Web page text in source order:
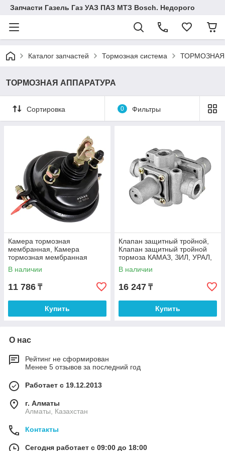
Запчасти Газель Газ УАЗ ПАЗ МТЗ Bosch. Недорого
Каталог запчастей Тормозная система ТОРМОЗНАЯ
ТОРМОЗНАЯ АППАРАТУРА
Сортировка 0 Фильтры
Камера тормозная
мембранная, Камера
тормозная мембранная
КАМАЗ, ПАЗ, МАЗ, КРАЗ
Пекар
В наличии
11 786 ₸
Купить
Клапан защитный тройной,
Клапан защитный тройной
тормоза КАМАЗ, ЗИЛ, УРАЛ,
КРАЗ Пекар
В наличии
16 247 ₸
Купить
О нас
Рейтинг не сформирован
Менее 5 отзывов за последний год
Работает с 19.12.2013
г. Алматы
Алматы, Казахстан
Контакты
Сегодня работает с 09:00 до 18:00